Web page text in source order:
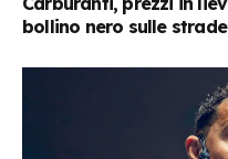
bollino nero sulle strade